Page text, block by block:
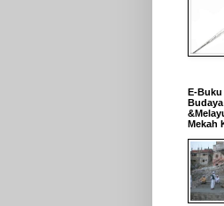
E-Buku
Mekah